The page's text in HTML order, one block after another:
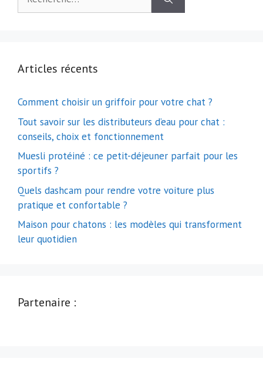
Articles récents
Comment choisir un griffoir pour votre chat ?
Tout savoir sur les distributeurs d’eau pour chat :
conseils, choix et fonctionnement
Muesli protéiné : ce petit-déjeuner parfait pour les
sportifs ?
Quels dashcam pour rendre votre voiture plus
pratique et confortable ?
Maison pour chatons : les modèles qui transforment
leur quotidien
Partenaire :